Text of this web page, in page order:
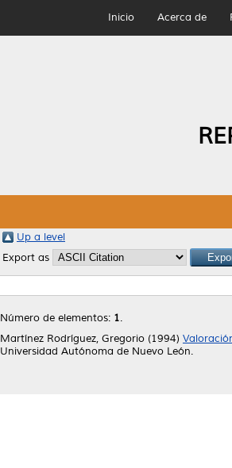
Inicio Acerca de
Up a level
Export as
Número de elementos: 1.
Martínez Rodríguez, Gregorio (1994)
Universidad Autónoma de Nuevo León.